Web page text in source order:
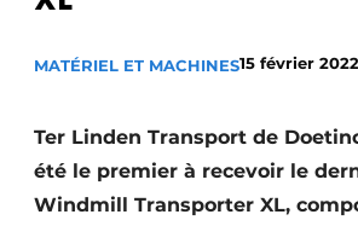
Video’s
Construction bois
MATÉRIEL ET MACHINES15 février 2022
Ter Linden Transport de
été le premier à recevoir le
Windmill Transporter XL,